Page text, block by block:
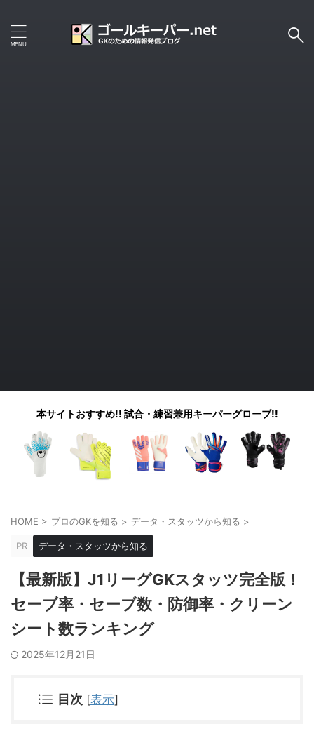
本サイトおすすめ!! 試合・練習兼用キーパーグローブ!!
HOME > プロのGKを知る > データ・スタッツから知る >
PR データ・スタッツから知る
【最新版】J1リーグGKスタッツ完全版！
セーブ率・セーブ数・防御率・クリーン
シート数ランキング
2025年12月21日
目次 [表示]